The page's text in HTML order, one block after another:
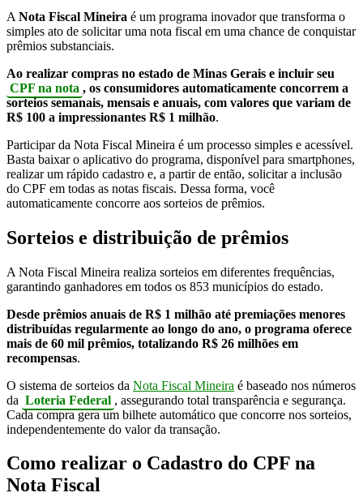
A Nota Fiscal Mineira é um programa inovador que transforma o
simples ato de solicitar uma nota fiscal em uma chance de conquistar
prêmios substanciais.
Ao realizar compras no estado de Minas Gerais e incluir seu
CPF na nota , os consumidores automaticamente concorrem a
sorteios semanais, mensais e anuais, com valores que variam de
R$ 100 a impressionantes R$ 1 milhão.
Participar da Nota Fiscal Mineira é um processo simples e acessível.
Basta baixar o aplicativo do programa, disponível para smartphones,
realizar um rápido cadastro e, a partir de então, solicitar a inclusão
do CPF em todas as notas fiscais. Dessa forma, você
automaticamente concorre aos sorteios de prêmios.
Sorteios e distribuição de prêmios
A Nota Fiscal Mineira realiza sorteios em diferentes frequências,
garantindo ganhadores em todos os 853 municípios do estado.
Desde prêmios anuais de R$ 1 milhão até premiações menores
distribuídas regularmente ao longo do ano, o programa oferece
mais de 60 mil prêmios, totalizando R$ 26 milhões em
recompensas.
O sistema de sorteios da Nota Fiscal Mineira é baseado nos números
da Loteria Federal , assegurando total transparência e segurança.
Cada compra gera um bilhete automático que concorre nos sorteios,
independentemente do valor da transação.
Como realizar o Cadastro do CPF na
Nota Fiscal